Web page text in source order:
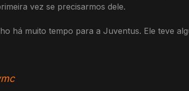
vez se precisarmos dele.
há muito tempo para a Juventus. Ele teve